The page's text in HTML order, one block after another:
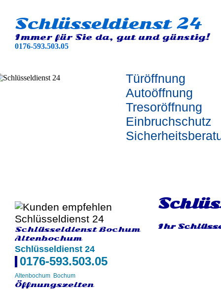
Schlüsseldienst 24
Immer für Sie da, gut und günstig!
0176-593.503.05
Türöffnung
Autoöffnung
Tresoröffnung
Einbruchschutz
Schlüsseldienst Bochum
Altenbochum
Schlüsseldienst 24
0176-593.503.05
Altenbochum Bochum
Öffnungszeiten
Ihr